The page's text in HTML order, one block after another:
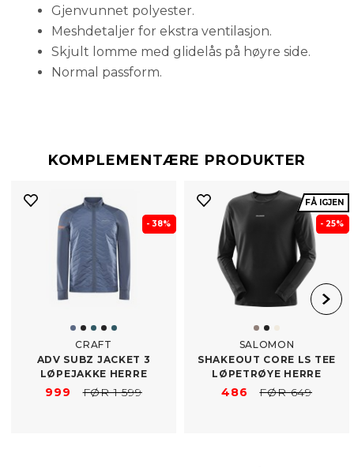
Gjenvunnet polyester.
Meshdetaljer for ekstra ventilasjon.
Skjult lomme med glidelås på høyre side.
Normal passform.
KOMPLEMENTÆRE PRODUKTER
- 38%
CRAFT
ADV SUBZ JACKET 3
LØPEJAKKE HERRE
999 FØR 1 599
FÅ IGJEN
- 25%
SALOMON
SHAKEOUT CORE LS TEE
LØPETRØYE HERRE
486 FØR 649